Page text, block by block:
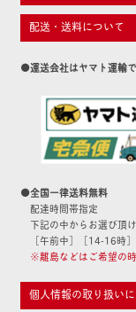
配送・送料について
●運送会社はヤマト運輸
●全国一律送料無料
配達時間帯指定
下記の中からお選び頂け
［午前中］［14-16時
※離島などはご希望の
個人情報の取り扱い